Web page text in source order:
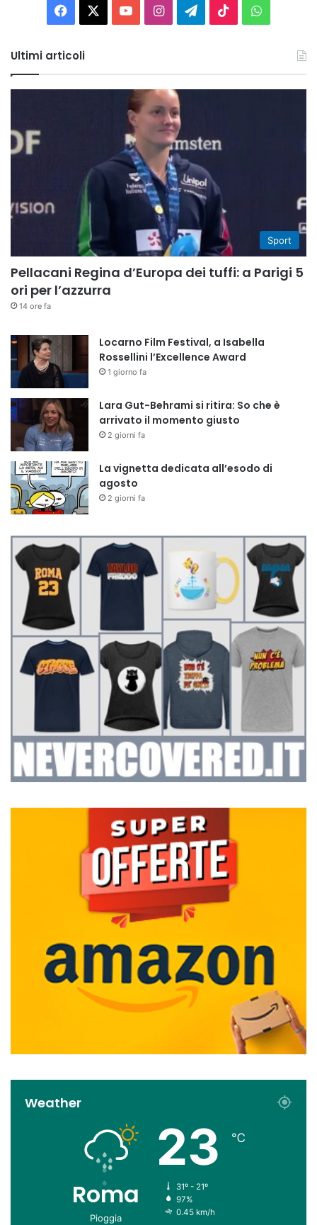
Facebook You InstagramTelegram
TikTok
Ultimi articoli
Sport
Pellacani Regina d’Europa dei tuffi: a Parigi 5
ori per l’azzurra
14 ore fa
Locarno Film Festival, a Isabella
Rossellini l’Excellence Award
1 giorno fa
Lara Gut-Behrami si ritira: So che è
arrivato il momento giusto
2 giorni fa
La vignetta dedicata all’esodo di
agosto
2 giorni fa
Weather
Roma
Pioggia
23 ℃
31º - 21º
97%
0.45 km/h